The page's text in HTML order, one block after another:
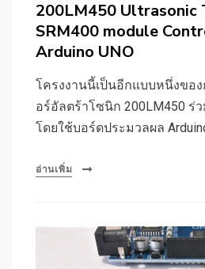
200LM450 Ultrasonic
SRM400 module
Arduino UNO
โครงงานนี้เป็นอีกแบบหนึ่งของ
อร์อัลตร้าโซนิก 200LM450 ร่
โดยใช้บอร์ดประมวลผล
อ่านเพิ่ม